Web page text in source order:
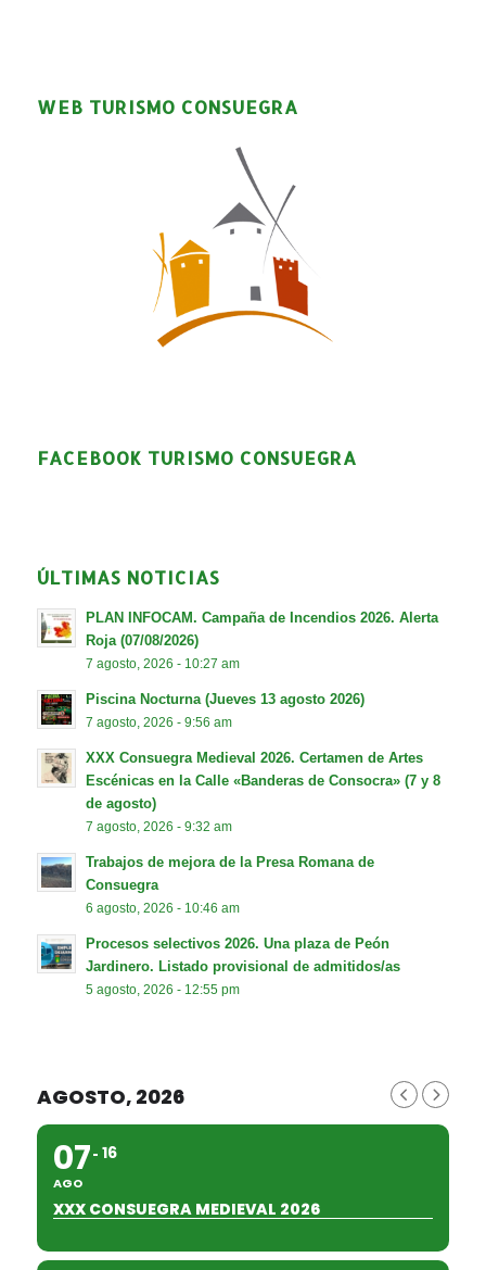
WEB TURISMO CONSUEGRA
FACEBOOK TURISMO CONSUEGRA
ÚLTIMAS NOTICIAS
PLAN INFOCAM. Campaña de Incendios 2026. Alerta
Roja (07/08/2026)
7 agosto, 2026 - 10:27 am
Piscina Nocturna (Jueves 13 agosto 2026)
7 agosto, 2026 - 9:56 am
XXX Consuegra Medieval 2026. Certamen de Artes
Escénicas en la Calle «Banderas de Consocra» (7 y 8
de agosto)
7 agosto, 2026 - 9:32 am
Trabajos de mejora de la Presa Romana de
Consuegra
6 agosto, 2026 - 10:46 am
Procesos selectivos 2026. Una plaza de Peón
Jardinero. Listado provisional de admitidos/as
5 agosto, 2026 - 12:55 pm
AGOSTO, 2026
07
AGO
16
XXX CONSUEGRA MEDIEVAL 2026